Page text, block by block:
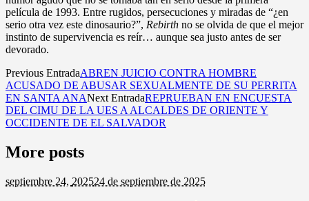
película de 1993. Entre rugidos, persecuciones y miradas de “¿en
serio otra vez este dinosaurio?”, Rebirth no se olvida de que el mejor
instinto de supervivencia es reír… aunque sea justo antes de ser
devorado.
Previous EntradaABREN JUICIO CONTRA HOMBRE
ACUSADO DE ABUSAR SEXUALMENTE DE SU PERRITA
EN SANTA ANANext EntradaREPRUEBAN EN ENCUESTA
DEL CIMU DE LA UES A ALCALDES DE ORIENTE Y
OCCIDENTE DE EL SALVADOR
More posts
septiembre 24, 202524 de septiembre de 2025